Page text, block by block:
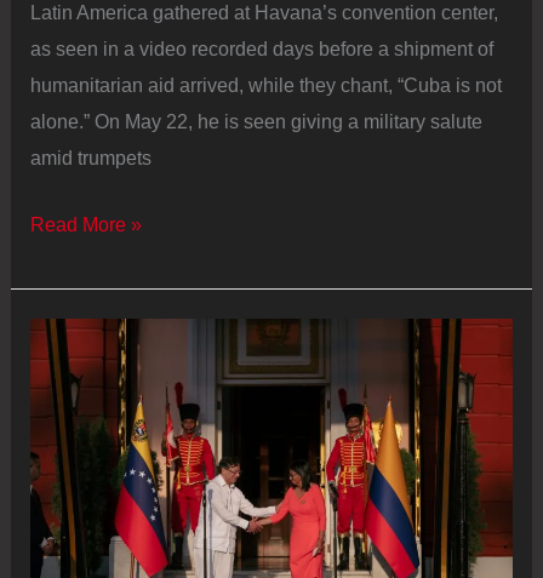
Latin America gathered at Havana’s convention center,
as seen in a video recorded days before a shipment of
humanitarian aid arrived, while they chant, “Cuba is not
alone.” On May 22, he is seen giving a military salute
amid trumpets
Miguel
the
steward
the
remains
of
the
Cuban
Read More »